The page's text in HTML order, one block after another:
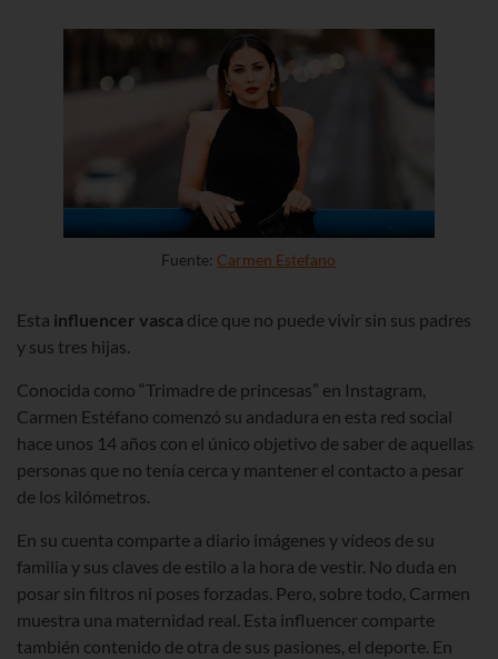
Fuente: Carmen Estefano
Esta influencer vasca dice que no puede vivir sin sus padres
y sus tres hijas.
Conocida como “Trimadre de princesas” en Instagram,
Carmen Estéfano comenzó su andadura en esta red social
hace unos 14 años con el único objetivo de saber de aquellas
personas que no tenía cerca y mantener el contacto a pesar
de los kilómetros.
En su cuenta comparte a diario imágenes y vídeos de su
familia y sus claves de estilo a la hora de vestir. No duda en
posar sin filtros ni poses forzadas. Pero, sobre todo, Carmen
muestra una maternidad real. Esta influencer comparte
también contenido de otra de sus pasiones, el deporte. En